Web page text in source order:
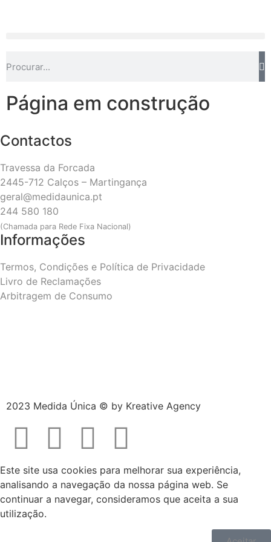
Página em construção
Contactos
Travessa da Forcada
2445-712 Calços – Martingança
geral@medidaunica.pt
244 580 180
(Chamada para Rede Fixa Nacional)
Informações
Termos, Condições e Política de Privacidade
Livro de Reclamações
Arbitragem de Consumo
2023 Medida Única © by Kreative Agency
Este site usa cookies para melhorar sua experiência,
analisando a navegação da nossa página web. Se
continuar a navegar, consideramos que aceita a sua
utilização.